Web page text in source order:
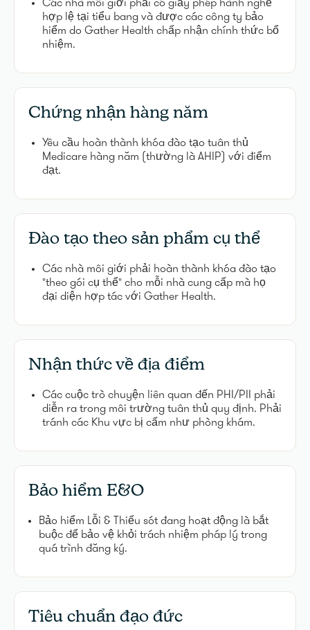
Các nhà môi giới phải có giấy phép hành nghề
hợp lệ tại tiểu bang và được các công ty bảo
hiểm do Gather Health chấp nhận chính thức bổ
nhiệm.
Chứng nhận hàng năm
Yêu cầu hoàn thành khóa đào tạo tuân thủ
Medicare hàng năm (thường là AHIP) với điểm
đạt.
Đào tạo theo sản phẩm cụ thể
Các nhà môi giới phải hoàn thành khóa đào tạo
"theo gói cụ thể" cho mỗi nhà cung cấp mà họ
đại diện hợp tác với Gather Health.
Nhận thức về địa điểm
Các cuộc trò chuyện liên quan đến PHI/PII phải
diễn ra trong môi trường tuân thủ quy định. Phải
tránh các Khu vực bị cấm như phòng khám.
Bảo hiểm E&O
Bảo hiểm Lỗi & Thiếu sót đang hoạt động là bắt
buộc để bảo vệ khỏi trách nhiệm pháp lý trong
quá trình đăng ký.
Tiêu chuẩn đạo đức